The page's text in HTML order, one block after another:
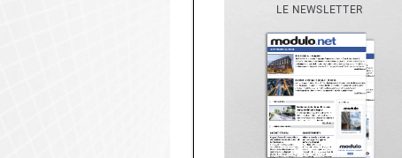
LE NEWSLETTER